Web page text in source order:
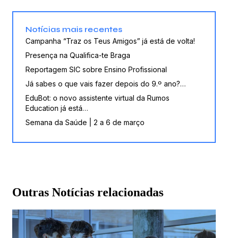
Notícias mais recentes
Campanha “Traz os Teus Amigos” já está de volta!
Presença na Qualifica-te Braga
Reportagem SIC sobre Ensino Profissional
Já sabes o que vais fazer depois do 9.º ano?…
EduBot: o novo assistente virtual da Rumos
Education já está…
Semana da Saúde | 2 a 6 de março
Outras Notícias relacionadas